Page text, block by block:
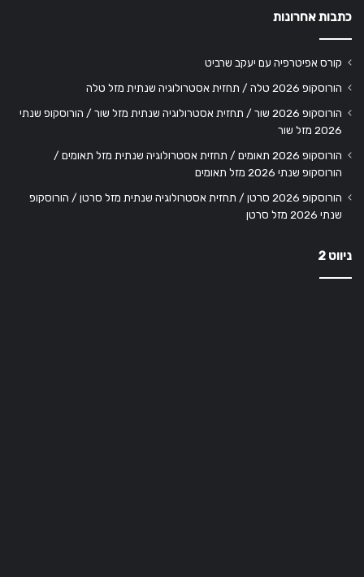
כתבות אחרונות
קורס אפיטרפיה עם יעקב שרביט
הורוסקופ 2026 טלה / תחזית אסטרולוגיה שנתית מזל טלה
הורוסקופ 2026 שור / תחזית אסטרולוגיה שנתית מזל שור / הורוסקופ שנתי
2026 מזל שור
הורוסקופ 2026 תאומים / תחזית אסטרולוגיה שנתית מזל תאומים /
הורוסקופ שנתי 2026 מזל תאומים
הורוסקופ 2026 סרטן / תחזית אסטרולוגיה שנתית מזל סרטן / הורוסקופ
שנתי 2026 מזל סרטן
ניווט 2